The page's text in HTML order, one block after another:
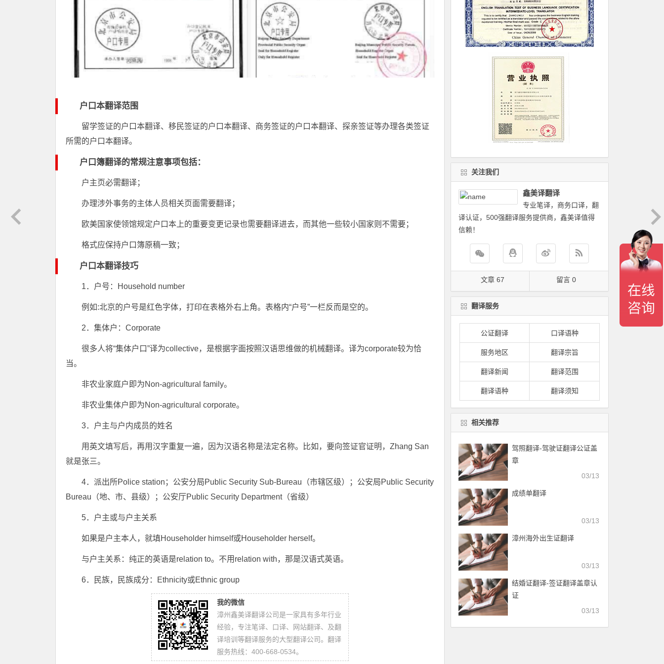
户口本翻译范围
留学签证的户口本翻译、移民签证的户口本翻译、商务签证的户口本翻译、探亲签证等办理各类签证
所需的户口本翻译。
户口簿翻译的常规注意事项包括：
户主页必需翻译；
办理涉外事务的主体人员相关页面需要翻译；
欧美国家使领馆规定户口本上的重要变更记录也需要翻译进去，而其他一些较小国家则不需要；
格式应保持户口簿原稿一致；
户口本翻译技巧
1．户号：Household number
例如:北京的户号是红色字体，打印在表格外右上角。表格内“户号”一栏反而是空的。
2．集体户：Corporate
很多人将“集体户口”译为collective，是根据字面按照汉语思维做的机械翻译。译为corporate较为恰
当。
非农业家庭户即为Non-agricultural family。
非农业集体户即为Non-agricultural corporate。
3．户主与户内成员的姓名
用英文填写后，再用汉字重复一遍，因为汉语名称是法定名称。比如，要向签证官证明，Zhang San
就是张三。
4．派出所Police station；公安分局Public Security Sub-Bureau（市辖区级）；公安局Public Security
Bureau（地、市、县级）；公安厅Public Security Department（省级）
5．户主或与户主关系
如果是户主本人，就填Householder himself或Householder herself。
与户主关系：纯正的英语是relation to。不用relation with，那是汉语式英语。
6．民族，民族成分：Ethnicity或Ethnic group
我的微信
漳州鑫美译翻译公司是一家具有多年行业
经验，专注笔译、口译、网站翻译、及翻
译培训等翻译服务的大型翻译公司。翻译
服务热线：400-668-0534。
关注我们
鑫美译翻译
专业笔译，商务口译，翻
译认证，500强翻译服务提供商，鑫美译值得
信赖！
文章 67 留言 0
翻译服务
公证翻译 口译语种
服务地区 翻译宗旨
翻译新闻 翻译范围
翻译语种 翻译须知
相关推荐
驾照翻译-驾驶证翻译公证盖
章
03/13
成绩单翻译
03/13
漳州海外出生证翻译
03/13
结婚证翻译-签证翻译盖章认
证
03/13